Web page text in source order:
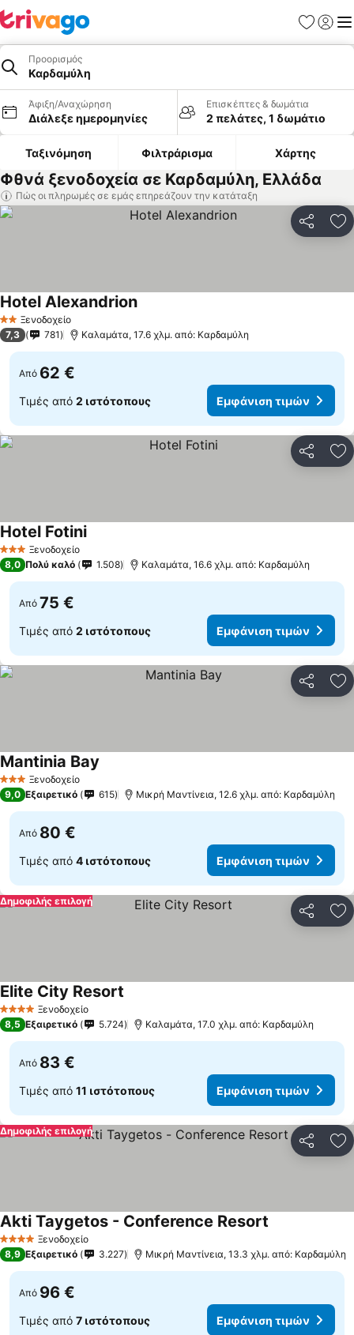
Προορισμός
Καρδαμύλη
Άφιξη/Αναχώρηση
Διάλεξε ημερομηνίες
Επισκέπτες & δωμάτια
2 πελάτες, 1 δωμάτιο
Ταξινόμηση Φιλτράρισμα Χάρτης
Φθνά ξενοδοχεία σε Καρδαμύλη, Ελλάδα
Πώς οι πληρωμές σε εμάς επηρεάζουν την κατάταξη
2 ΑστέριαΞενοδοχείο
Hotel AlexandrionΕμφάνιση τιμών
7,3 781 Καλαμάτα, 17.6 χλμ. από: Καρδαμύλη
Από 62 €
Τιμές από 2 ιστότοπους Εμφάνιση τιμών
3 ΑστέριαΞενοδοχείο
Hotel FotiniΕμφάνιση τιμών
8,0 Πολύ καλό 1.508 Καλαμάτα, 16.6 χλμ. από: Καρδαμύλη
Από 75 €
Τιμές από 2 ιστότοπους Εμφάνιση τιμών
3 ΑστέριαΞενοδοχείο
Mantinia Bay
9,0 Εξαιρετικό 615 Μικρή Μαντίνεια, 12.6 χλμ. από: Καρδαμύλη
Από 80 €
Τιμές από 4 ιστότοπους Εμφάνιση τιμών
Δημοφιλής επιλογή
4 ΑστέριαΞενοδοχείο
Elite City Resort
8,5 Εξαιρετικό 5.724 Καλαμάτα, 17.0 χλμ. από: Καρδαμύλη
Από 83 €
Τιμές από 11 ιστότοπους Εμφάνιση τιμών
Δημοφιλής επιλογή
4 ΑστέριαΞενοδοχείο
Akti Taygetos - Conference Resort
8,9 Εξαιρετικό 3.227 Μικρή Μαντίνεια, 13.3 χλμ. από: Καρδαμύλη
Από 96 €
Τιμές από 7 ιστότοπους Εμφάνιση τιμών